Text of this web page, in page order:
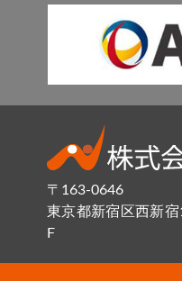
〒163-0646
東京都新宿区西新
F